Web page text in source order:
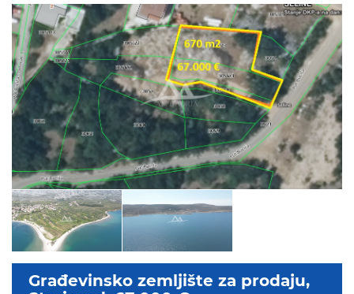
Građevinsko zemljište za prodaju,